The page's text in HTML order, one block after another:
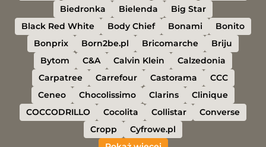
Biedronka
Bielenda
Big Star
Black Red White
Body Chief Bonami
Bonito
Bonprix
Born2be.pl Bricomarche
Briju
Bytom
C&A Calvin Klein
Calzedonia
Carpatree
Carrefour Castorama
CCC
Ceneo
Chocolissimo Clarins
Clinique
COCCODRILLO
Cocolita Collistar
Converse
Cropp
Cyfrowe.pl